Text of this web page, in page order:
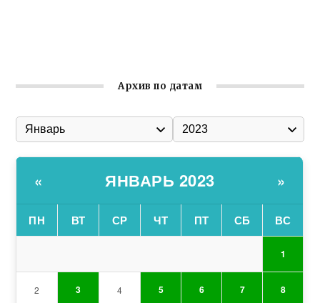
Архив по датам
« ЯНВАРЬ 2023 »
ПН ВТ СР ЧТ ПТ СБ ВС
1
2 3 4 5 6 7 8